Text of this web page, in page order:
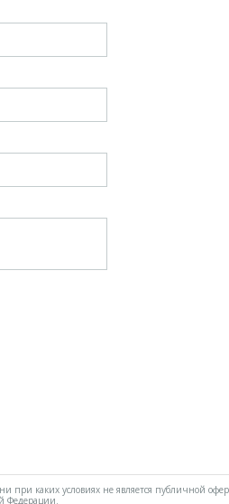
каких условиях не является публичной
Федерации.